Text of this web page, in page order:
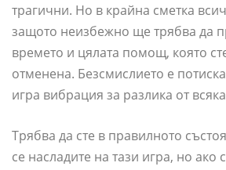
трагични. Но в крайна сметка
защото неизбежно ще трябва да
времето и цялата помощ, която
отменена. Безсмислието е
игра вибрация за разлика от
Трябва да сте в правилното
се насладите на тази игра, но ако